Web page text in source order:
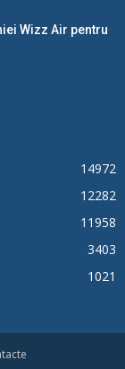
Wizz Air pentru
14972
12282
11958
3403
1021